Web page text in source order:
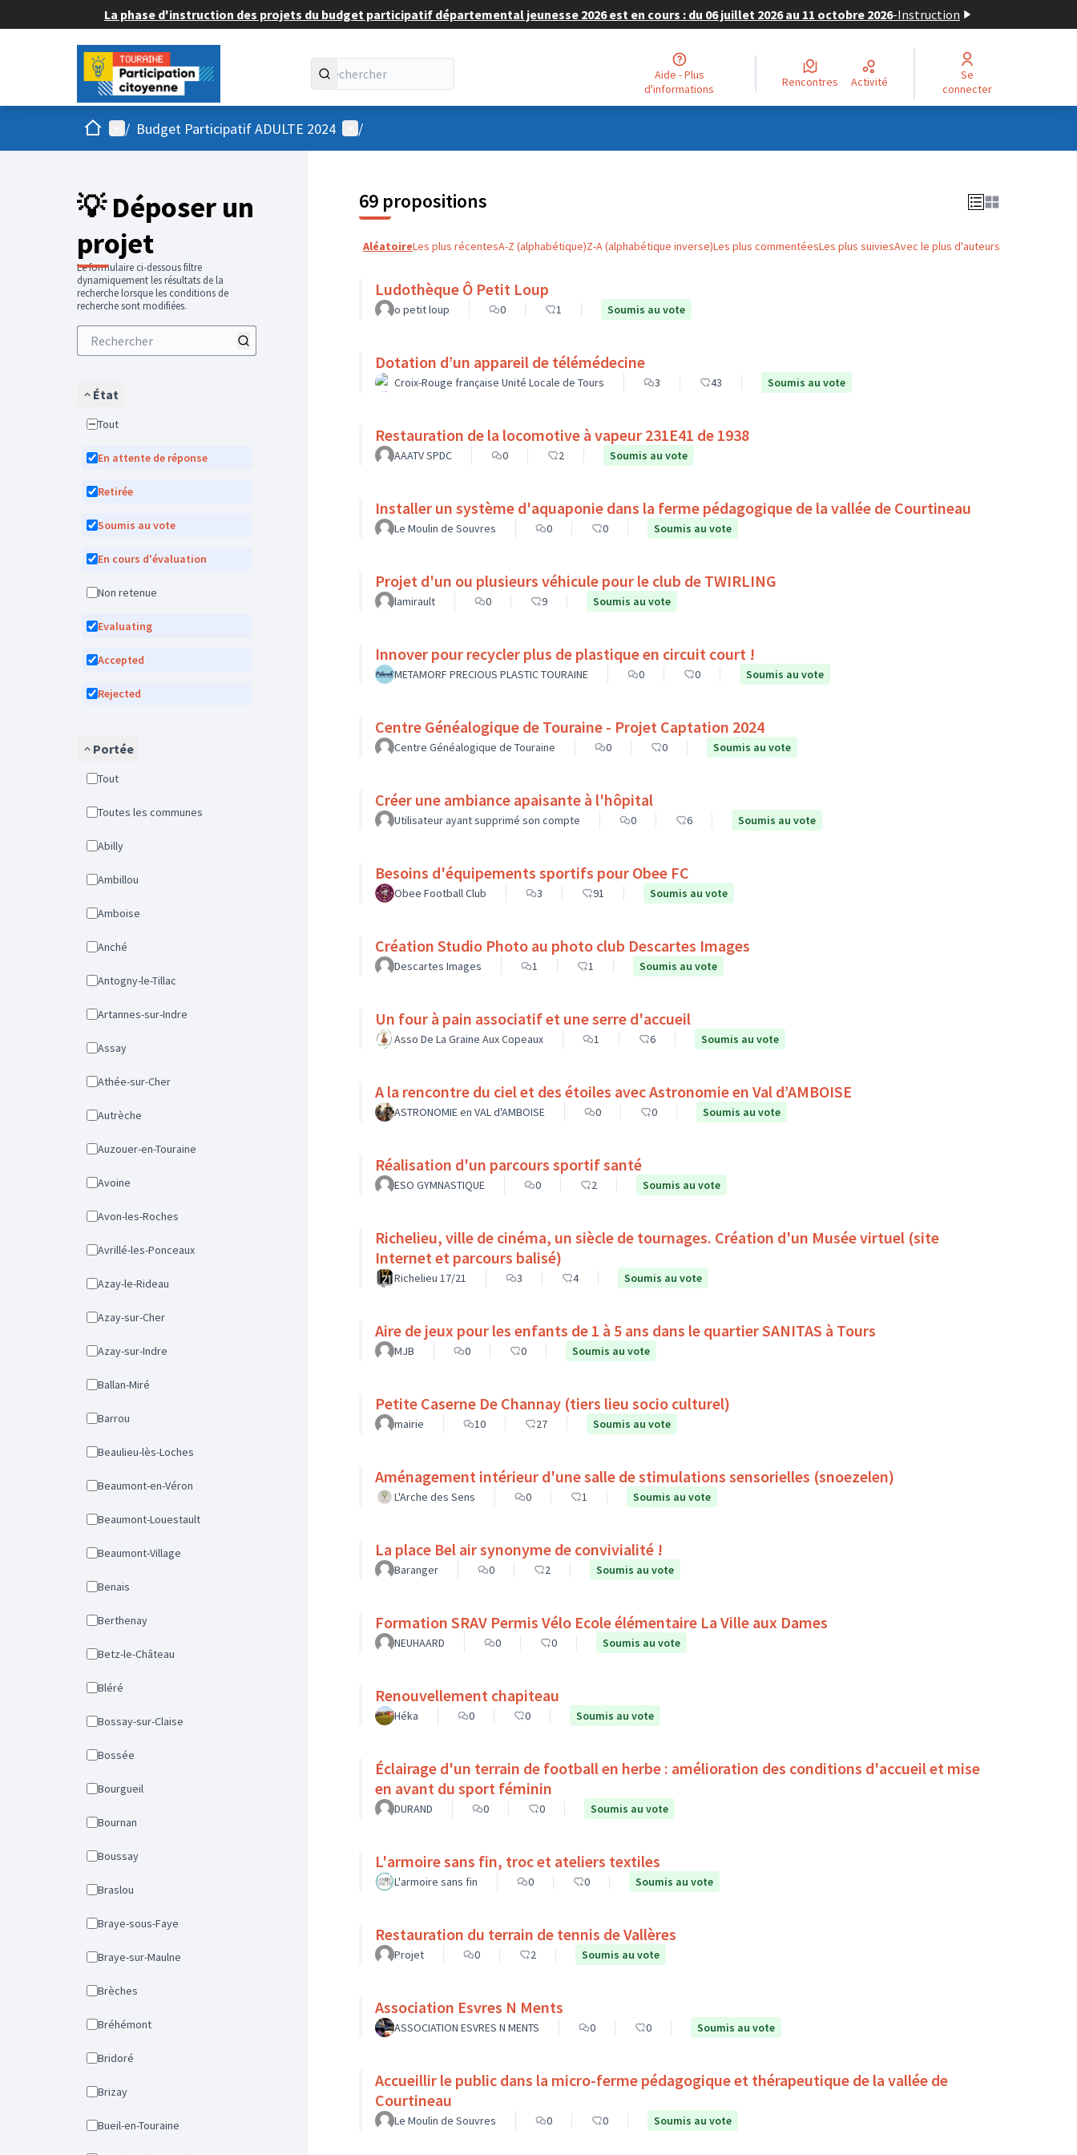
La phase d'instruction des projets du budget participatif départemental jeunesse 2026 est en cours : du 06 juillet 2026 au 11 octobre 2026-Instruction
Aide - Plus
d'informations
Rencontres Activité
Se
connecter
AccueilMenu principal
/ Budget Participatif ADULTE 2024 Menu utilisateur
/
💡 Déposer un
projet
Le formulaire ci-dessous filtre
dynamiquement les résultats de la
recherche lorsque les conditions de
recherche sont modifiées.
État
Tout
En attente de réponse
Retirée
Soumis au vote
En cours d'évaluation
Non retenue
Evaluating
Accepted
Rejected
Portée
Tout
Toutes les communes
Abilly
Ambillou
Amboise
Anché
Antogny-le-Tillac
Artannes-sur-Indre
Assay
Athée-sur-Cher
Autrèche
Auzouer-en-Touraine
Avoine
Avon-les-Roches
Avrillé-les-Ponceaux
Azay-le-Rideau
Azay-sur-Cher
Azay-sur-Indre
Ballan-Miré
Barrou
Beaulieu-lès-Loches
Beaumont-en-Véron
Beaumont-Louestault
Beaumont-Village
Benais
Berthenay
Betz-le-Château
Bléré
Bossay-sur-Claise
Bossée
Bourgueil
Bournan
Boussay
Braslou
Braye-sous-Faye
Braye-sur-Maulne
Brèches
Bréhémont
Bridoré
Brizay
Bueil-en-Touraine
69 propositions
AléatoireLes plus récentesA-Z (alphabétique)Z-A (alphabétique inverse)Les plus commentéesLes plus suiviesAvec le plus d'auteurs
Ludothèque Ô Petit Loup
o petit loup 0 1 Soumis au vote
Dotation d’un appareil de télémédecine
Croix-Rouge française Unité Locale de Tours 3 43 Soumis au vote
Restauration de la locomotive à vapeur 231E41 de 1938
AAATV SPDC 0 2 Soumis au vote
Installer un système d'aquaponie dans la ferme pédagogique de la vallée de Courtineau
Le Moulin de Souvres 0 0 Soumis au vote
Projet d'un ou plusieurs véhicule pour le club de TWIRLING
lamirault 0 9 Soumis au vote
Innover pour recycler plus de plastique en circuit court !
METAMORF PRECIOUS PLASTIC TOURAINE 0 0 Soumis au vote
Centre Généalogique de Touraine - Projet Captation 2024
Centre Généalogique de Touraine 0 0 Soumis au vote
Créer une ambiance apaisante à l'hôpital
Utilisateur ayant supprimé son compte 0 6 Soumis au vote
Besoins d'équipements sportifs pour Obee FC
Obee Football Club 3 91 Soumis au vote
Création Studio Photo au photo club Descartes Images
Descartes Images 1 1 Soumis au vote
Un four à pain associatif et une serre d'accueil
Asso De La Graine Aux Copeaux 1 6 Soumis au vote
A la rencontre du ciel et des étoiles avec Astronomie en Val d’AMBOISE
ASTRONOMIE en VAL d'AMBOISE 0 0 Soumis au vote
Réalisation d'un parcours sportif santé
ESO GYMNASTIQUE 0 2 Soumis au vote
Richelieu, ville de cinéma, un siècle de tournages. Création d'un Musée virtuel (site
Internet et parcours balisé)
Richelieu 17/21 3 4 Soumis au vote
Aire de jeux pour les enfants de 1 à 5 ans dans le quartier SANITAS à Tours
MJB 0 0 Soumis au vote
Petite Caserne De Channay (tiers lieu socio culturel)
mairie 10 27 Soumis au vote
Aménagement intérieur d'une salle de stimulations sensorielles (snoezelen)
L'Arche des Sens 0 1 Soumis au vote
La place Bel air synonyme de convivialité !
Baranger 0 2 Soumis au vote
Formation SRAV Permis Vélo Ecole élémentaire La Ville aux Dames
NEUHAARD 0 0 Soumis au vote
Renouvellement chapiteau
Héka 0 0 Soumis au vote
Éclairage d'un terrain de football en herbe : amélioration des conditions d'accueil et mise
en avant du sport féminin
DURAND 0 0 Soumis au vote
L'armoire sans fin, troc et ateliers textiles
L'armoire sans fin 0 0 Soumis au vote
Restauration du terrain de tennis de Vallères
Projet 0 2 Soumis au vote
Association Esvres N Ments
ASSOCIATION ESVRES N MENTS 0 0 Soumis au vote
Accueillir le public dans la micro-ferme pédagogique et thérapeutique de la vallée de
Courtineau
Le Moulin de Souvres 0 0 Soumis au vote